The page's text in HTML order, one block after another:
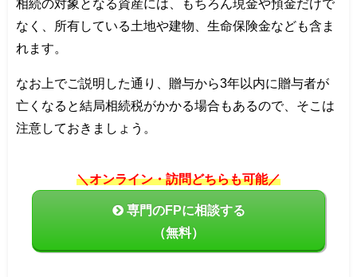
相続の対象となる資産には、もちろん現金や預金だけで
なく、所有している土地や建物、生命保険金なども含ま
れます。
なお上でご説明した通り、贈与から3年以内に贈与者が
亡くなると結局相続税がかかる場合もあるので、そこは
注意しておきましょう。
＼オンライン・訪問どちらも可能／
専門のFPに相談する
（無料）